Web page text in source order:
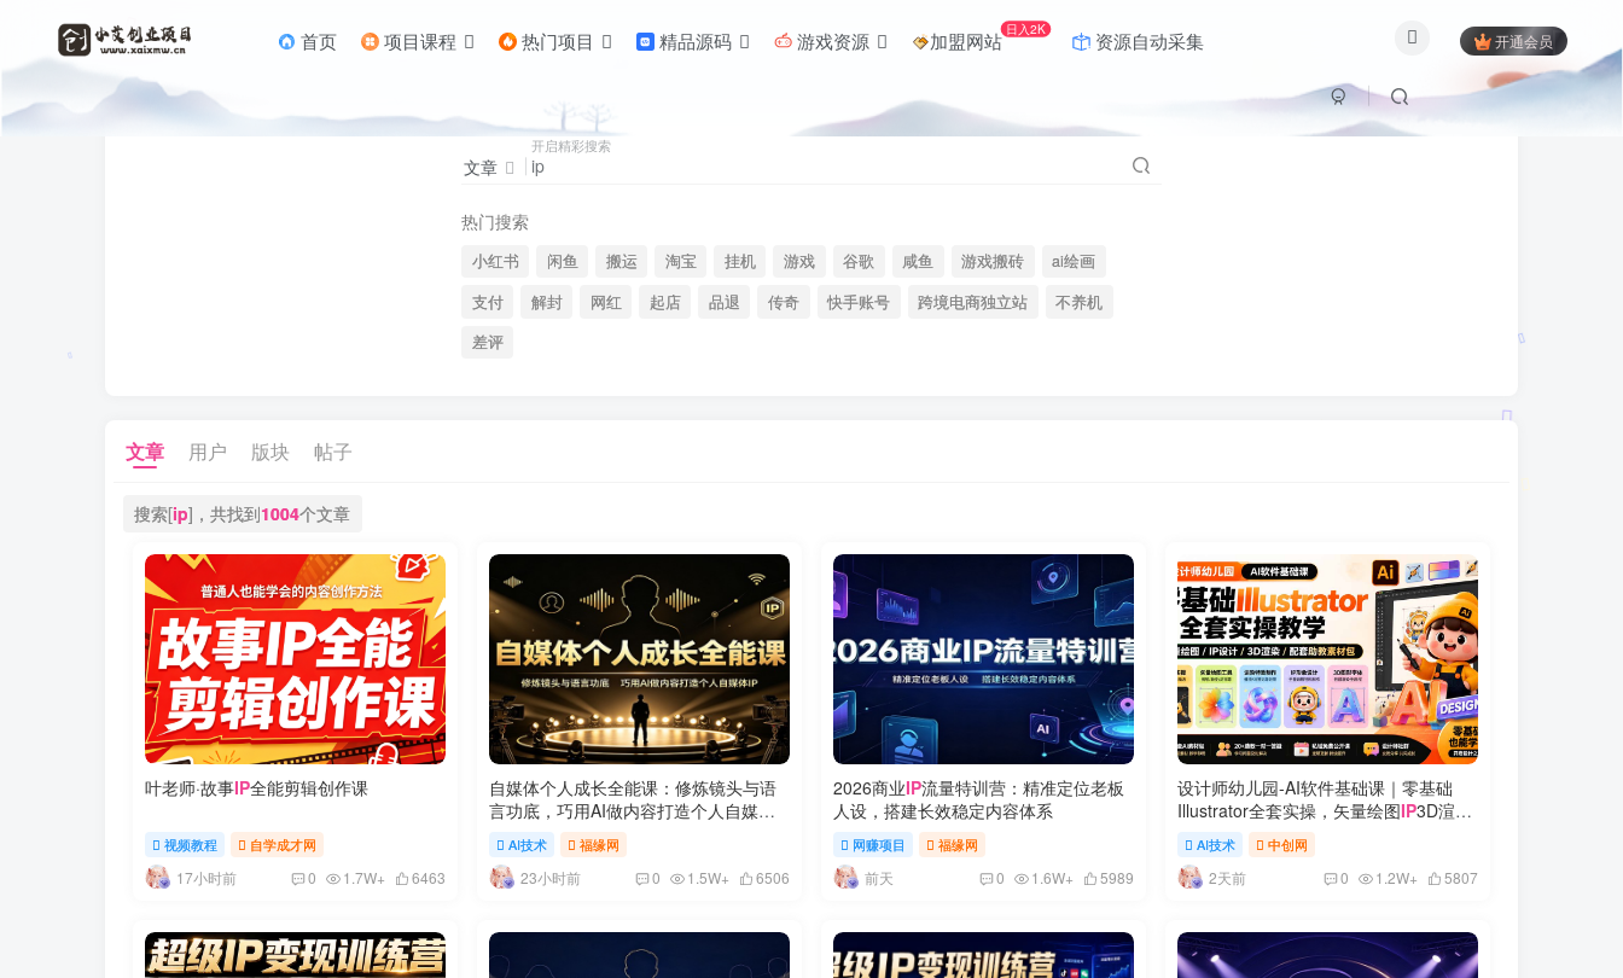
首页 项目课程 热门项目 精品源码 游戏资源 加盟网站 日入2K 资源自动采集 开通会员
文章
开启精彩搜索
热门搜索
小红书 闲鱼 搬运 淘宝 挂机 游戏 谷歌 咸鱼 游戏搬砖
ai绘画
支付
解封 网红 起店 品退 传奇 快手账号 跨境电商独立站
不养机
差评
文章 用户 版块 帖子
搜索[ip]，共找到1004个文章
叶老师·故事IP全能剪辑创作课
视频教程 自学成才网
17小时前 0 1.7W+ 6463
自媒体个人成长全能课：修炼镜头与语
言功底，巧用AI做内容打造个人自媒体
AI技术 福缘网
23小时前 0 1.5W+ 6506
2026商业IP流量特训营：精准定位老板
人设，搭建长效稳定内容体系
网赚项目 福缘网
前天 0 1.6W+ 5989
设计师幼儿园-AI软件基础课｜零基础
Illustrator全套实操，矢量绘图IP3D渲染
配套助教素材包
AI技术 中创网
2天前 0 1.2W+ 5807